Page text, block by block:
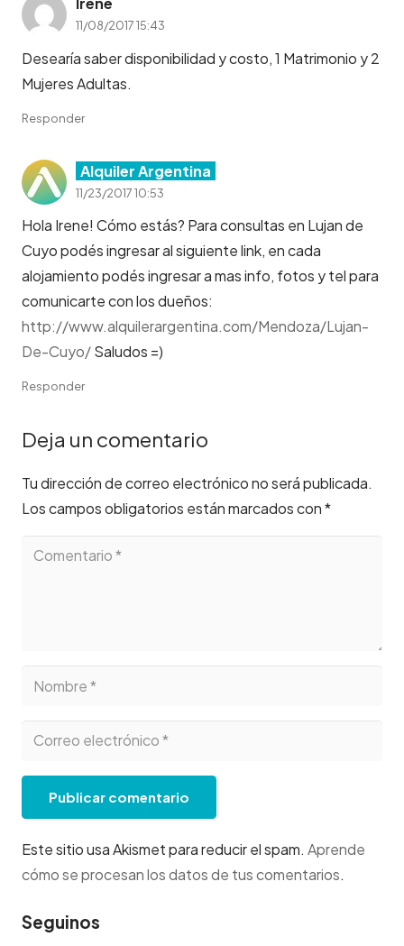
11/08/2017 15:43
Desearía saber disponibilidad y costo, 1 Matrimonio y 2
Mujeres Adultas.
Responder
Alquiler Argentina
11/23/2017 10:53
Hola Irene! Cómo estás? Para consultas en Lujan de
Cuyo podés ingresar al siguiente link, en cada
alojamiento podés ingresar a mas info, fotos y tel para
comunicarte con los dueños:
http://www.alquilerargentina.com/Mendoza/Lujan-
De-Cuyo/Saludos =)
Responder
Deja un comentario
Tu dirección de correo electrónico no será publicada.
Los campos obligatorios están marcados con*
Publicar comentario
Este sitio usa Akismet para reducir el spam. Aprende
cómo se procesan los datos de tus comentarios.
Seguinos